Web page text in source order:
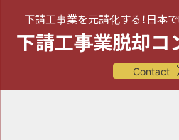
下請工事業を元請化する！日本
下請工事業脱却コ
Contact